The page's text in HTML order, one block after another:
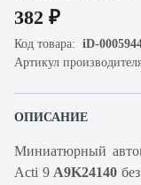
382 ₽
Код товара: iD-
Артикул
ОПИСАНИЕ
Миниатюрный автоматический 1 полюсный выключатель
Acti 9 A9K24140